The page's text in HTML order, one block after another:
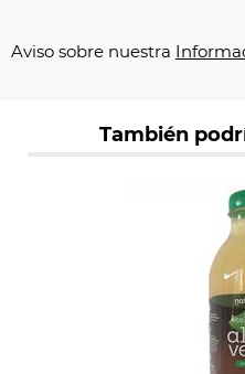
Aviso sobre nuestra
También